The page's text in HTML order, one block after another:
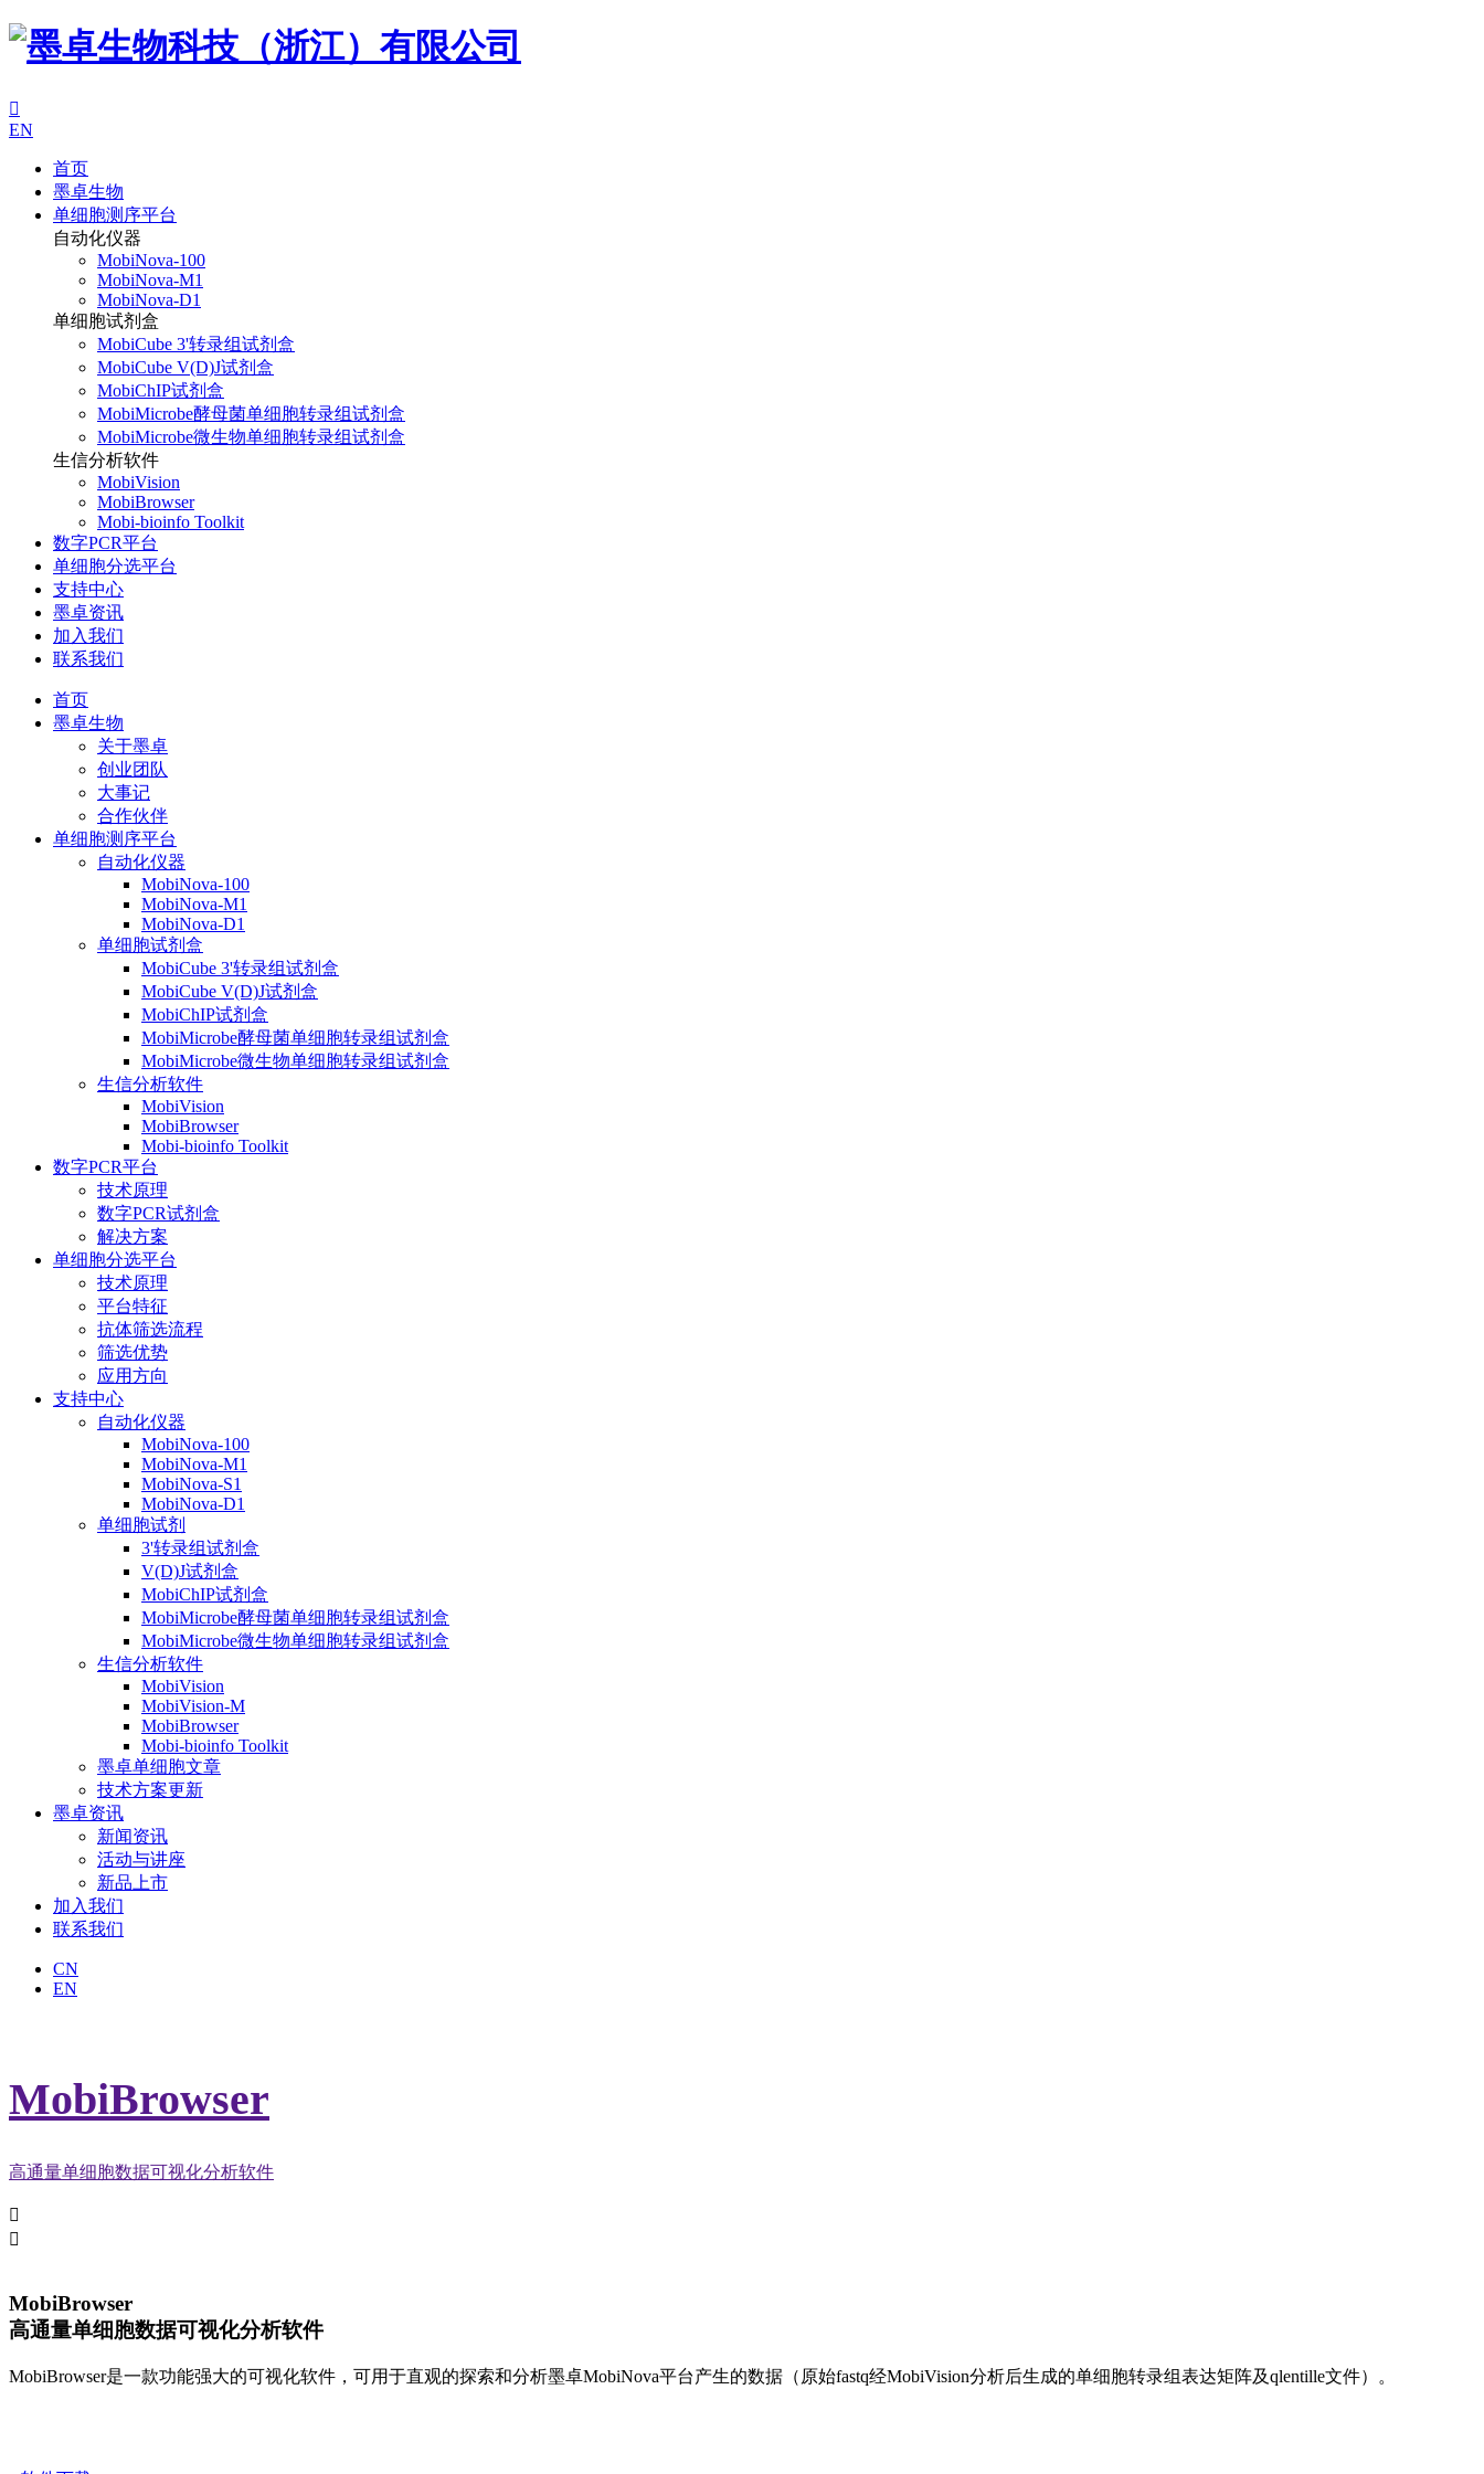

EN
首页
墨卓生物
单细胞测序平台
自动化仪器
MobiNova-100
MobiNova-M1
MobiNova-D1
单细胞试剂盒
MobiCube 3'转录组试剂盒
MobiCube V(D)J试剂盒
MobiChIP试剂盒
MobiMicrobe酵母菌单细胞转录组试剂盒
MobiMicrobe微生物单细胞转录组试剂盒
生信分析软件
MobiVision
MobiBrowser
Mobi-bioinfo Toolkit
数字PCR平台
单细胞分选平台
支持中心
墨卓资讯
加入我们
联系我们
首页
墨卓生物
关于墨卓
创业团队
大事记
合作伙伴
单细胞测序平台
自动化仪器
MobiNova-100
MobiNova-M1
MobiNova-D1
单细胞试剂盒
MobiCube 3'转录组试剂盒
MobiCube V(D)J试剂盒
MobiChIP试剂盒
MobiMicrobe酵母菌单细胞转录组试剂盒
MobiMicrobe微生物单细胞转录组试剂盒
生信分析软件
MobiVision
MobiBrowser
Mobi-bioinfo Toolkit
数字PCR平台
技术原理
数字PCR试剂盒
解决方案
单细胞分选平台
技术原理
平台特征
抗体筛选流程
筛选优势
应用方向
支持中心
自动化仪器
MobiNova-100
MobiNova-M1
MobiNova-S1
MobiNova-D1
单细胞试剂
3'转录组试剂盒
V(D)J试剂盒
MobiChIP试剂盒
MobiMicrobe酵母菌单细胞转录组试剂盒
MobiMicrobe微生物单细胞转录组试剂盒
生信分析软件
MobiVision
MobiVision-M
MobiBrowser
Mobi-bioinfo Toolkit
墨卓单细胞文章
技术方案更新
墨卓资讯
新闻资讯
活动与讲座
新品上市
加入我们
联系我们
CN
EN
MobiBrowser
高通量单细胞数据可视化分析软件


MobiBrowser
高通量单细胞数据可视化分析软件
MobiBrowser是一款功能强大的可视化软件，可用于直观的探索和分析墨卓MobiNova平台产生的数据（原始fastq经MobiVision分析后生成的单细胞转录组表达矩阵及qlentille文件）。